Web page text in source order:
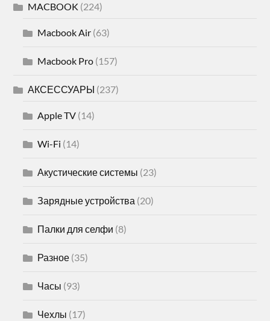
MACBOOK (224)
Macbook Air (63)
Macbook Pro (157)
АКСЕССУАРЫ (237)
Apple TV (14)
Wi-Fi (14)
Акустические системы (23)
Зарядные устройства (20)
Палки для селфи (8)
Разное (35)
Часы (93)
Чехлы (17)